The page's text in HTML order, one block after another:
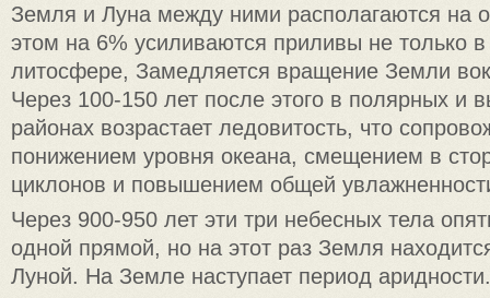
Земля и Луна между ними располагаются на
этом на 6% усиливаются приливы не только
литосфере, Замедляется вращение Земли
Через 100-150 лет после этого в полярных и
районах возрастает ледовитость, что
понижением уровня океана, смещением в
циклонов и повышением общей
Через 900-950 лет эти три небесных тела
одной прямой, но на этот раз Земля
Луной. На Земле наступает период аридности.